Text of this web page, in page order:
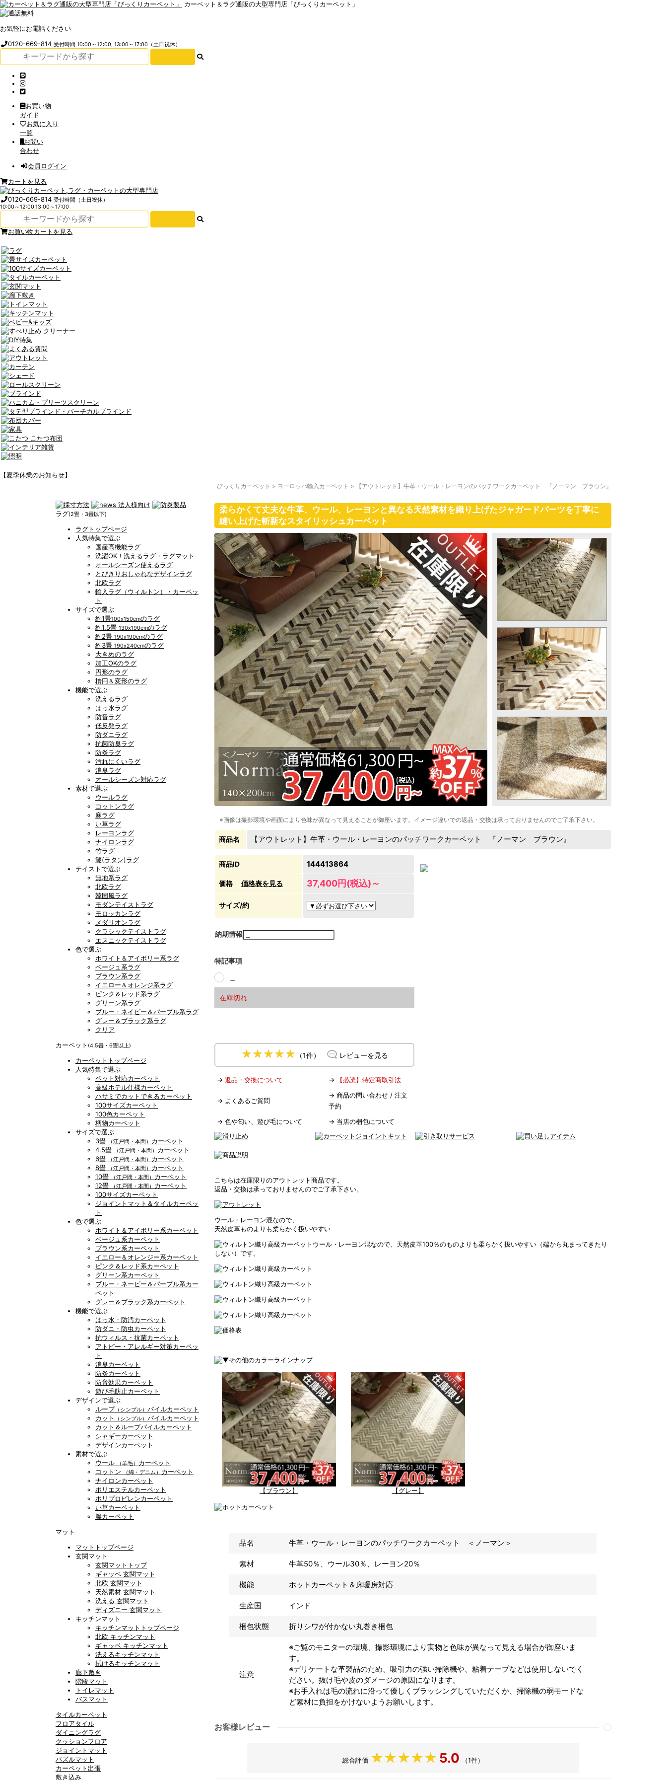
カーペット＆ラグ通販の大型専門店「びっくりカーペット」
お気軽にお電話ください
0120-669-814受付時間 10:00～12:00, 13:00～17:00（土日祝休）
お買い物
ガイド
お気に入り
一覧
お問い
合わせ
会員ログイン
カートを見る
0120-669-814受付時間（土日祝休）
10:00～12:00,13:00～17:00
お買い物カートを見る
【夏季休業のお知らせ】
ラグ(2畳・3畳以下)
ラグトップページ
人気特集で選ぶ
国産高機能ラグ
洗濯OK！洗えるラグ・ラグマット
オールシーズン使えるラグ
とびきりおしゃれなデザインラグ
北欧ラグ
輸入ラグ（ウィルトン）・カーペッ
ト
サイズで選ぶ
約1畳100x150cmのラグ
約1.5畳 130x190cmのラグ
約2畳 190x190cmのラグ
約3畳 190x240cmのラグ
大きめのラグ
加工OKのラグ
円形のラグ
楕円＆変形のラグ
機能で選ぶ
洗えるラグ
はっ水ラグ
防音ラグ
低反発ラグ
防ダニラグ
抗菌防臭ラグ
防炎ラグ
汚れにくいラグ
消臭ラグ
オールシーズン対応ラグ
素材で選ぶ
ウールラグ
コットンラグ
麻ラグ
い草ラグ
レーヨンラグ
ナイロンラグ
竹ラグ
籐(ラタン)ラグ
テイストで選ぶ
無地系ラグ
北欧ラグ
韓国風ラグ
モダンテイストラグ
モロッカンラグ
メダリオンラグ
クラシックテイストラグ
エスニックテイストラグ
色で選ぶ
ホワイト＆アイボリー系ラグ
ベージュ系ラグ
ブラウン系ラグ
イエロー＆オレンジ系ラグ
ピンク＆レッド系ラグ
グリーン系ラグ
ブルー・ネイビー＆パープル系ラグ
グレー＆ブラック系ラグ
クリア
カーペット (4.5畳・6畳以上)
カーペットトップページ
人気特集で選ぶ
ペット対応カーペット
高級ホテル仕様カーペット
ハサミでカットできるカーペット
100サイズカーペット
100色カーペット
柄物カーペット
サイズで選ぶ
3畳
（江戸間・本間） カーペット
4.5畳
（江戸間・本間） カーペット
6畳
（江戸間・本間） カーペット
8畳
（江戸間・本間） カーペット
10畳
（江戸間・本間） カーペット
12畳
（江戸間・本間） カーペット
100サイズカーペット
ジョイントマット＆タイルカーペッ
ト
色で選ぶ
ホワイト＆アイボリー系カーペット
ベージュ系カーペット
ブラウン系カーペット
イエロー＆オレンジー系カーペット
ピンク＆レッド系カーペット
グリーン系カーペット
ブルー・ネービー＆パープル系カー
ペット
グレー＆ブラック系カーペット
機能で選ぶ
はっ水・防汚カーペット
防ダニ・防虫カーペット
抗ウィルス・抗菌カーペット
アトピー・アレルギー対策カーペッ
ト
消臭カーペット
防炎カーペット
防音効果カーペット
遊び毛防止カーペット
デザインで選ぶ
ループ （シンプル） パイルカーペット
カット
（シンプル） パイルカーペット
カット＆ループパイルカーペット
シャギーカーペット
デザインカーペット
素材で選ぶ
ウール
（羊毛） カーペット
コットン
（綿・デニム） カーペット
ナイロンカーペット
ポリエステルカーペット
ポリプロピレンカーペット
い草カーペット
籐カーペット
マット
マットトップページ
玄関マット
玄関マットトップ
ギャッベ 玄関マット
北欧 玄関マット
天然素材 玄関マット
洗える 玄関マット
ディズニー 玄関マット
キッチンマット
キッチンマットトップページ
北欧 キッチンマット
ギャッベ キッチンマット
洗えるキッチンマット
拭けるキッチンマット
廊下敷き
階段マット
トイレマット
バスマット
タイルカーペット
フロアタイル
ダイニングラグ
クッションフロア
ジョイントマット
パズルマット
カーペット出張
敷き込み
びっくりカーペット > ヨーロッパ輸入カーペット > 【アウトレット】牛革・ウール・レーヨンのパッチワークカーペット 『ノーマン ブラウン』
柔らかくて丈夫な牛革、ウール、レーヨンと異なる天然素材を織り上げたジャガードパーツを丁寧に
縫い上げた斬新なスタイリッシュカーペット
※画像は撮影環境や画面により色味が異なって見えることが御座います。イメージ違いでの返品・交換は承っておりませんのでご了承下さい。
商品名 【アウトレット】牛革・ウール・レーヨンのパッチワークカーペット 『ノーマン ブラウン』
商品ID 144413864
価格 価格表を見る 37,400円(税込)～
サイズ/約
納期情報
特記事項
在庫切れ
（1件） レビューを見る
→ 返品・交換について → 【必読】特定商取引法
→ よくあるご質問
→ 商品の問い合わせ / 注文
予約
→ 色や匂い、遊び毛について → 当店の梱包について
こちらは在庫限りのアウトレット商品です。
返品・交換は承っておりませんのでご了承下さい。
ウール・レーヨン混なので、
天然皮革ものよりも柔らかく扱いやすい
ウール・レーヨン混なので、天然皮革100％のものよりも柔らかく扱いやすい（端から丸まってきたり
しない）です。
【ブラウン】 【グレー】
品名 牛革・ウール・レーヨンのパッチワークカーペット ＜ノーマン＞
素材 牛革50％、ウール30％、レーヨン20％
機能 ホットカーペット＆床暖房対応
生産国 インド
梱包状態 折りシワが付かない丸巻き梱包
注意
※ご覧のモニターの環境、撮影環境により実物と色味が異なって見える場合が御座いま
す。
※デリケートな革製品のため、吸引力の強い掃除機や、粘着テープなどは使用しないでく
ださい。抜け毛や皮のダメージの原因になります。
※お手入れは毛の流れに沿って優しくブラッシングしていただくか、掃除機の弱モードな
ど素材に負担をかけないようお願いします。
お客様レビュー
総合評価 5.0 （1件）